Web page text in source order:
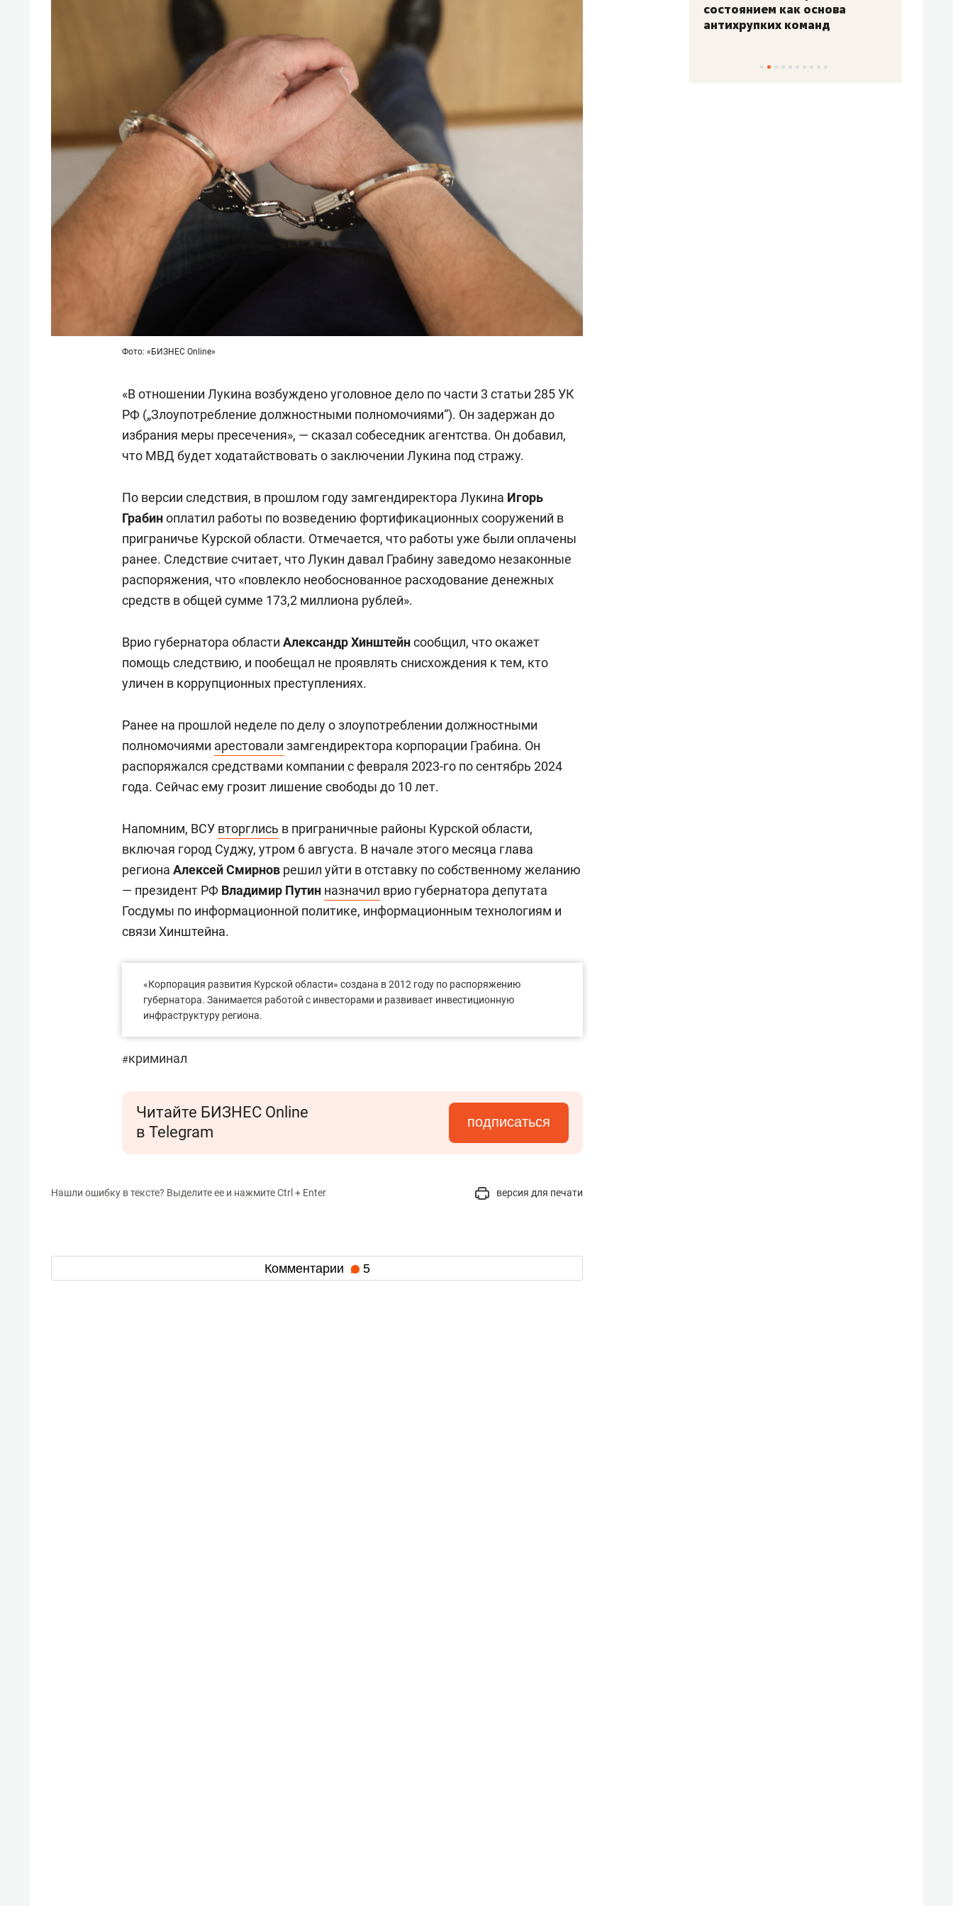
Фото: «БИЗНЕС Online»
«В отношении Лукина возбуждено уголовное дело по части 3 статьи 285 УК
РФ („Злоупотребление должностными полномочиями“). Он задержан до
избрания меры пресечения», — сказал собеседник агентства. Он добавил,
что МВД будет ходатайствовать о заключении Лукина под стражу.
По версии следствия, в прошлом году замгендиректора Лукина Игорь
Грабиноплатил работы по возведению фортификационных сооружений в
приграничье Курской области. Отмечается, что работы уже были оплачены
ранее. Следствие считает, что Лукин давал Грабинузаведомо незаконные
распоряжения, что «повлекло необоснованное расходование денежных
средств в общей сумме 173,2 миллиона рублей».
Врио губернатора области Александр Хинштейнсообщил, что окажет
помощь следствию, и пообещал не проявлять снисхождения к тем, кто
уличен в коррупционных преступлениях.
Ранее на прошлой неделе по делу о злоупотреблении должностными
полномочиями арестовали замгендиректора корпорации Грабина. Он
распоряжался средствами компании с февраля 2023-го по сентябрь 2024
года. Сейчас ему грозит лишение свободы до 10 лет.
Напомним, ВСУ вторглись в приграничные районы Курской области,
включая город Суджу, утром 6 августа. В начале этого месяца глава
региона Алексей Смирнов решил уйти в отставку по собственному желанию
— президент РФ Владимир Путин назначил врио губернатора депутата
Госдумы по информационной политике, информационным технологиям и
связи Хинштейна.
«Корпорация развития Курской области» создана в 2012 году по распоряжению
губернатора. Занимается работой с инвесторами и развивает инвестиционную
инфраструктуру региона.
#криминал
Читайте БИЗНЕС Online
в Telegram
подписаться
Нашли ошибку в тексте? Выделите ее и нажмите Ctrl + Enter версия для печати
Комментарии 5
«Гонка Героев»